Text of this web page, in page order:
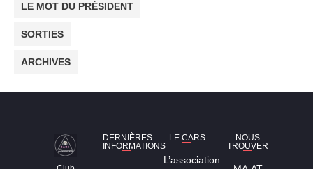
LE MOT DU PRÉSIDENT
SORTIES
ARCHIVES
DERNIÈRES
INFORMATIONS
LE CARS
L’association
NOUS
TROUVER